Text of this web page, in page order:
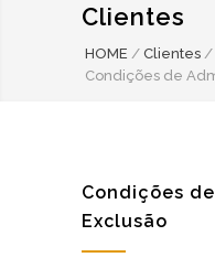
Clientes
HOME / Clientes /
Condições de
Condições
Exclusão